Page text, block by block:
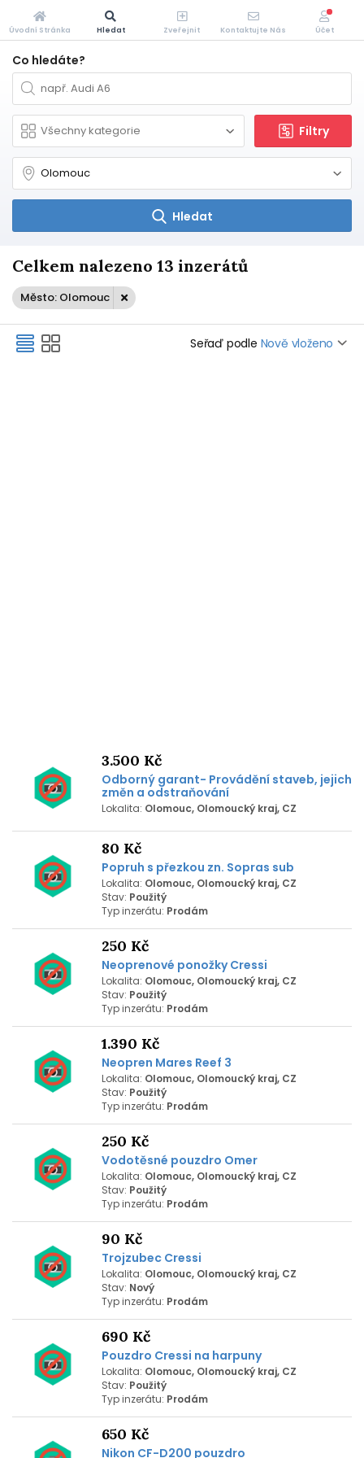
Co hledáte?
Filtry
Hledat
Celkem nalezeno 13 inzerátů
Město: Olomouc
Seřaď podle Nově vloženo
3.500 Kč
Odborný garant- Provádění staveb, jejich
změn a odstraňování
Lokalita: Olomouc, Olomoucký kraj, CZ
80 Kč
Popruh s přezkou zn. Sopras sub
Lokalita: Olomouc, Olomoucký kraj, CZ
Stav: Použitý
Typ inzerátu: Prodám
250 Kč
Neoprenové ponožky Cressi
Lokalita: Olomouc, Olomoucký kraj, CZ
Stav: Použitý
Typ inzerátu: Prodám
1.390 Kč
Neopren Mares Reef 3
Lokalita: Olomouc, Olomoucký kraj, CZ
Stav: Použitý
Typ inzerátu: Prodám
250 Kč
Vodotěsné pouzdro Omer
Lokalita: Olomouc, Olomoucký kraj, CZ
Stav: Použitý
Typ inzerátu: Prodám
90 Kč
Trojzubec Cressi
Lokalita: Olomouc, Olomoucký kraj, CZ
Stav: Nový
Typ inzerátu: Prodám
690 Kč
Pouzdro Cressi na harpuny
Lokalita: Olomouc, Olomoucký kraj, CZ
Stav: Použitý
Typ inzerátu: Prodám
650 Kč
Nikon CF-D200 pouzdro
Úvodní Stránka Hledat Zveřejnit Kontaktujte Nás Účet